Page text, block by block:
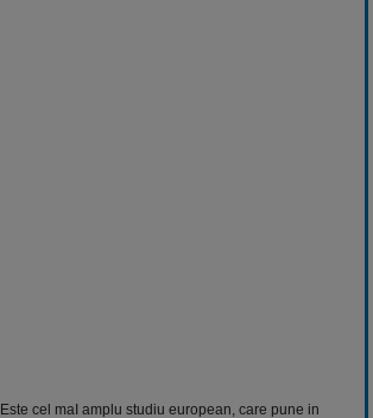
Este cel maI amplu studiu european, care pune in